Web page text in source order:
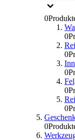
0
0
0
0
0
0
0